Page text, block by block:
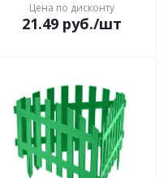
Цена по дисконту
21.49руб./шт